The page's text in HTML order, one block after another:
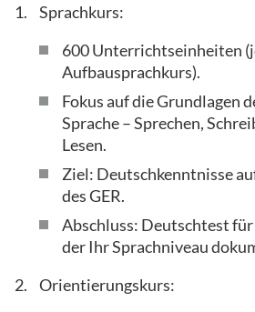
Sprachkurs:
600 Unterrichtseinheiten
Aufbausprachkurs).
Fokus auf die Grundlagen
Sprache – Sprechen,
Lesen.
Ziel: Deutschkenntnisse
des GER.
Abschluss: Deutschtest
der Ihr Sprachniveau
Orientierungskurs: